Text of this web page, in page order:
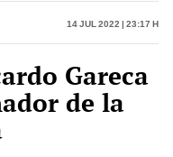
14 Jul 2022 | 23:17 h
Gareca
de la